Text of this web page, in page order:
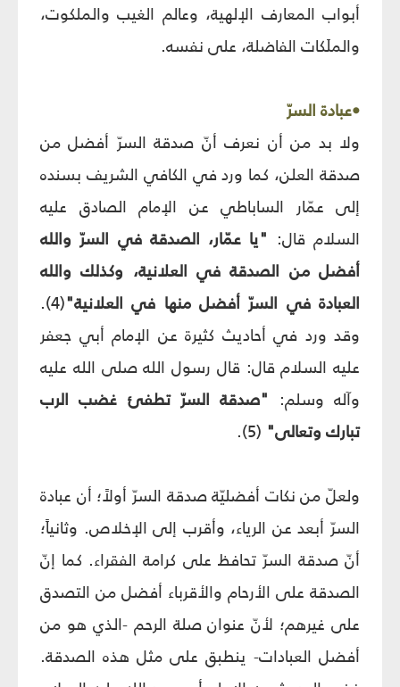
أبواب المعارف الإلهية، وعالم الغيب والملكوت،
والملَكات الفاضلة، على نفسه.
•عبادة السرّ
ولا بد من أن نعرف أنّ صدقة السرّ أفضل من
صدقة العلن، كما ورد في الكافي الشريف بسنده
إلى عمّار الساباطي عن الإمام الصادق عليه
السلام قال: "يا عمّار، الصدقة في السرّ والله
أفضل من الصدقة في العلانية، وكذلك والله
العبادة في السرّ أفضل منها في العلانية"
(4).
وقد ورد في أحاديث كثيرة عن الإمام أبي جعفر
عليه السلام قال: قال رسول الله صلى الله عليه
وآله وسلم: "صدقة السرّ تطفئ غضب الرب
تبارك وتعالى" (5).
ولعلّ من نكات أفضليّة صدقة السرّ أولاً؛ أن عبادة
السرّ أبعد عن الرياء، وأقرب إلى الإخلاص. وثانياً؛
أنّ صدقة السرّ تحافظ على كرامة الفقراء. كما إنّ
الصدقة على الأرحام والأقرباء أفضل من التصدق
على غيرهم؛ لأنّ عنوان صلة الرحم -الذي هو من
أفضل العبادات- ينطبق على مثل هذه الصدقة.